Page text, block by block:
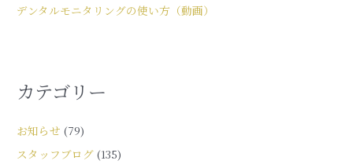
デンタルモニタリングの使い方（動画）
カテゴリー
お知らせ (79)
スタッフブログ (135)